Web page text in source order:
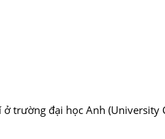
trường đại học Anh (University